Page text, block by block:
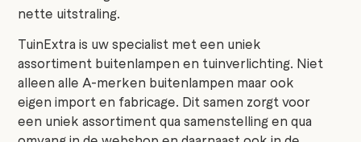
nette uitstraling.
TuinExtra is uw specialist met een uniek
assortiment buitenlampen en tuinverlichting. Niet
alleen alle A-merken buitenlampen maar ook
eigen import en fabricage. Dit samen zorgt voor
een uniek assortiment qua samenstelling en qua